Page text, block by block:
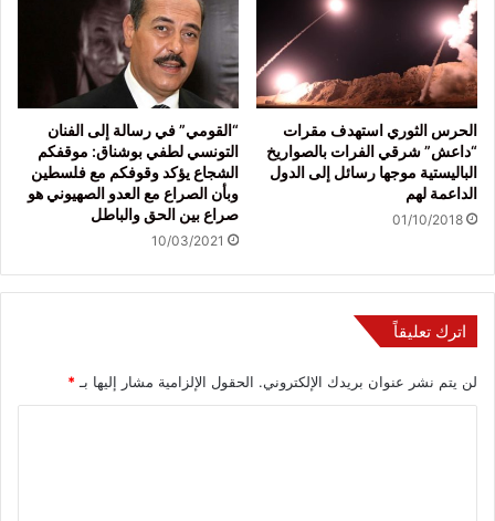
الحرس الثوري استهدف مقرات
“داعش” شرقي الفرات بالصواريخ
الباليستية موجها رسائل إلى الدول
الداعمة لهم
01/10/2018
“القومي” في رسالة إلى الفنان
التونسي لطفي بوشناق: موقفكم
الشجاع يؤكد وقوفكم مع فلسطين
وبأن الصراع مع العدو الصهيوني هو
صراع بين الحق والباطل
10/03/2021
اترك تعليقاً
لن يتم نشر عنوان بريدك الإلكتروني. الحقول الإلزامية مشار إليها بـ *